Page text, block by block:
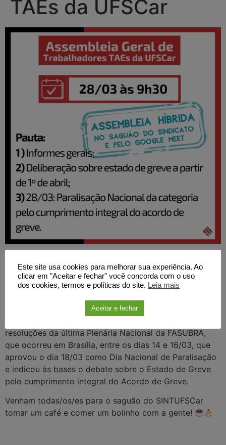
TAEs da UFSCar
Nesta sexta-feira, dia 28 de março, às 09h30,
convidamos a todas/os/es para participarem da
Assembleia Geral dos TAEs da UFSCar.
resoluções da última Plenária Nacional da FASUBRA,
que ocorreu em Brasília, entre os dias 14 e 16/03, que
aprovou o dia 18/03 como Dia Nacional de Paralisação
e indicou às bases o debate sobre o Estado de Greve
pelo cumprimento integral do Acordo de Greve.
Venham todas/os/es para o saguão do SINTUFSCar
tomar um café e comer um bolinho com a gente!
Este site usa cookies para melhorar sua experiência. Ao
clicar em "Aceitar e fechar" você concorda com o uso
dos cookies, termos e políticas do site. Leia mais
Aceitar e fechar